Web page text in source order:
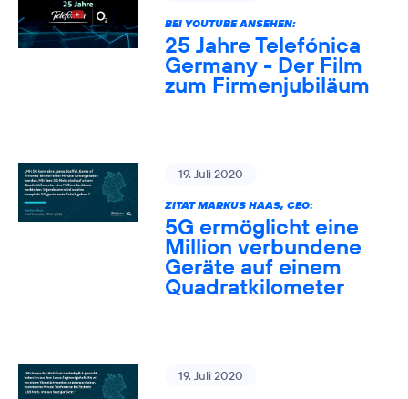
BEI YOUTUBE ANSEHEN:
25 Jahre Telefónica
Germany - Der Film
zum Firmenjubiläum
19. Juli 2020
ZITAT MARKUS HAAS, CEO:
5G ermöglicht eine
Million verbundene
Geräte auf einem
Quadratkilometer
19. Juli 2020